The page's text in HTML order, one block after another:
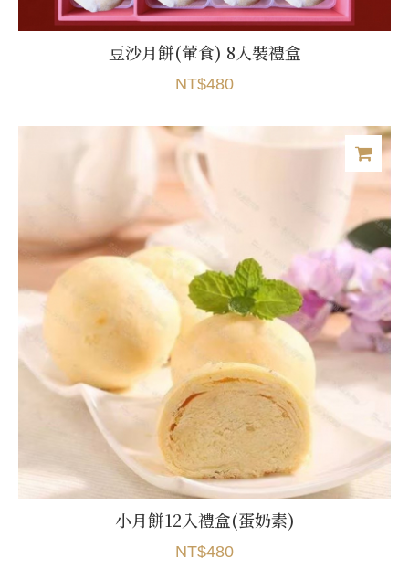
豆沙月餅(葷食) 8入裝禮盒
NT$480
小月餅12入禮盒(蛋奶素)
NT$480